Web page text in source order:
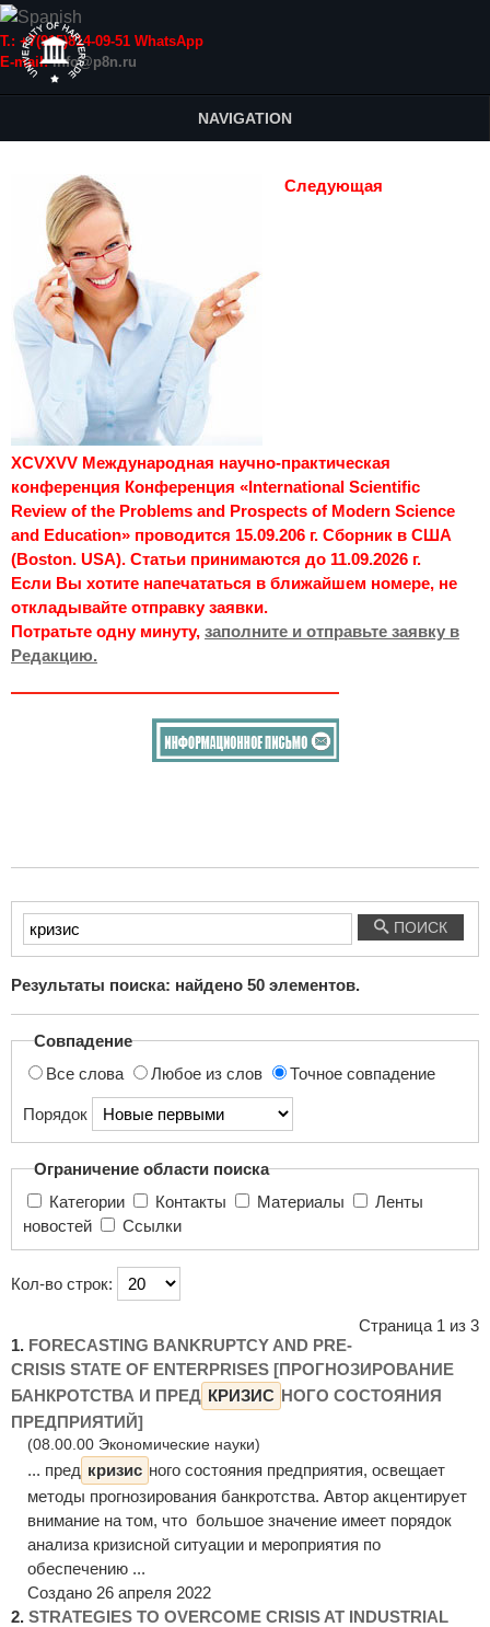
Т.: +7(915)814-09-51 WhatsApp
E-mail:info@p8n.ru
NAVIGATION
Следующая
XCVXVV Международная научно-практическая
конференция Конференция «International Scientific
Review of the Problems and Prospects of Modern Science
and Education» проводится 15.09.206 г. Сборник в США
(Boston. USA). Статьи принимаются до 11.09.2026 г.
Если Вы хотите напечататься в ближайшем номере, не
откладывайте отправку заявки.
Потратьте одну минуту, заполните и отправьте заявку в
Редакцию.
Введите
текст
поиска...
ПОИСК
Результаты поиска: найдено 50 элементов.
Совпадение
Все слова
Любое из слов Точное совпадение
Порядок
Ограничение области поиска
Категории
Контакты Материалы
новостей
Ссылки
Кол-во строк:
Страница 1 из 3
1. FORECASTING BANKRUPTCY AND PRE-
CRISIS STATE OF ENTERPRISES [ПРОГНОЗИРОВАНИЕ
БАНКРОТСТВА И ПРЕД КРИЗИС НОГО СОСТОЯНИЯ
ПРЕДПРИЯТИЙ]
(08.00.00 Экономические науки)
... пред кризис ного состояния предприятия, освещает
методы прогнозирования банкротства. Автор акцентирует
внимание на том, что большое значение имеет порядок
анализа кризисной ситуации и мероприятия по
обеспечению ...
Создано 26 апреля 2022
2. STRATEGIES TO OVERCOME CRISIS AT INDUSTRIAL